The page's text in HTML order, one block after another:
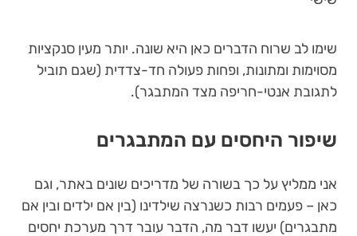
שימו לב שרוח הדברים כאן היא שונה. יותר מעין סנקציות
מסוימות ומתונות, ופחות פעולה חד-צדדית (שגם תוביל
לתגובת אנטי-חריפה מצד המתבגר).
שיפור היחסים עם המתבגרים
אני ממליץ על כך בשורה של מדריכים שונים באתר, וגם
כאן – פעמים רבות כשנרצה שילדינו (בין אם ילדים ובין אם
מתבגרים) יעשו דבר מה, הדבר עובר דרך מערכת יחסים